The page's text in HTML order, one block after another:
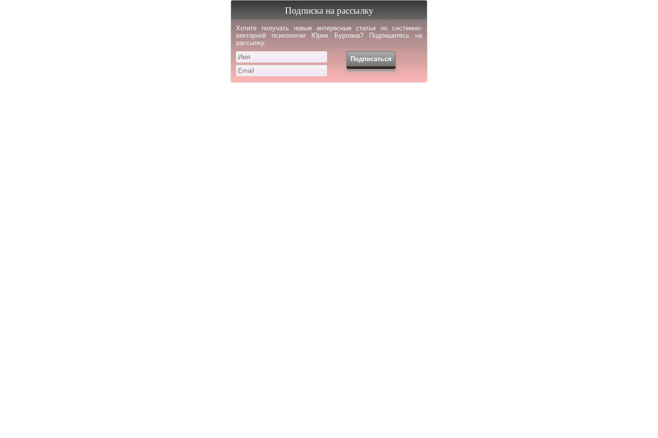
Подписка на рассылку
Хотите получать новые интересные статьи по системно-
векторной психологии Юрия Бурлана? Подпишитесь на
рассылку.